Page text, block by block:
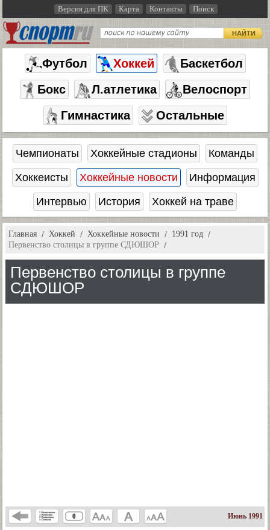
Версия для ПК Карта Контакты Поиск
НАЙТИ
Футбол Хоккей
Баскетбол
Бокс
Л.атлетика
Велоспорт
Гимнастика
Остальные
Чемпионаты Хоккейные стадионы
Команды
Хоккеисты
Хоккейные новости
Информация
Интервью
История Хоккей на траве
Главная Хоккей Хоккейные новости
1991 год
Первенство столицы в группе СДЮШОР
Первенство столицы в группе
СДЮШОР
0 Июнь 1991